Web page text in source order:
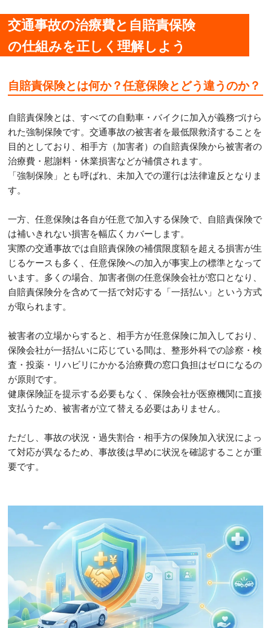
交通事故の治療費と自賠責保険
の仕組みを正しく理解しよう
自賠責保険とは何か？任意保険とどう違うのか？
自賠責保険とは、すべての自動車・バイクに加入が義務づけら
れた強制保険です。交通事故の被害者を最低限救済することを
目的としており、相手方（加害者）の自賠責保険から被害者の
治療費・慰謝料・休業損害などが補償されます。
「強制保険」とも呼ばれ、未加入での運行は法律違反となりま
す。
一方、任意保険は各自が任意で加入する保険で、自賠責保険で
は補いきれない損害を幅広くカバーします。
実際の交通事故では自賠責保険の補償限度額を超える損害が生
じるケースも多く、任意保険への加入が事実上の標準となって
います。多くの場合、加害者側の任意保険会社が窓口となり、
自賠責保険分を含めて一括で対応する「一括払い」という方式
が取られます。
被害者の立場からすると、相手方が任意保険に加入しており、
保険会社が一括払いに応じている間は、整形外科での診察・検
査・投薬・リハビリにかかる治療費の窓口負担はゼロになるの
が原則です。
健康保険証を提示する必要もなく、保険会社が医療機関に直接
支払うため、被害者が立て替える必要はありません。
ただし、事故の状況・過失割合・相手方の保険加入状況によっ
て対応が異なるため、事故後は早めに状況を確認することが重
要です。